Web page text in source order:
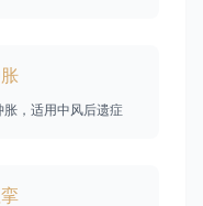
，适用中风后遗症